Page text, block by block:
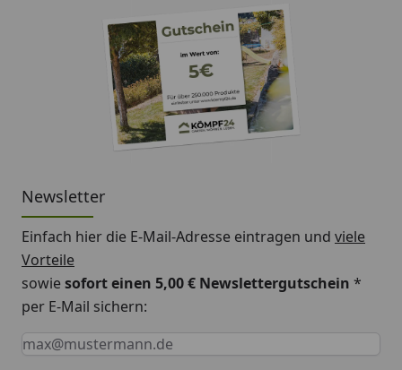
Der Pfostenabstand sollte 1,50 m nicht
überschreiten.
Newsletter
Einfach hier die E-Mail-Adresse eintragen und viele
Vorteile
sowiesofort einen 5,00 € Newslettergutschein *
per E-Mail sichern:
Keine Eingabe erforderlich
Eingabe erforderlich
E-Mail *